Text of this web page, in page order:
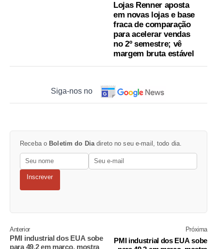
Lojas Renner aposta
em novas lojas e base
fraca de comparação
para acelerar vendas
no 2º semestre; vê
margem bruta estável
Siga-nos no
Receba o Boletim do Diadireto no seu e-mail, todo dia.
Inscrever
Anterior
PMI industrial dos EUA sobe
para 49,2 em março, mostra
Próxima
PMI industrial dos EUA sobe